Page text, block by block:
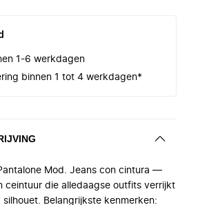
1-6 werkdagen
binnen 1 tot 4 werkdagen*
Mod. Jeans con cintura —
ceintuur die alledaagse outfits verrijkt
Belangrijkste kenmerken: